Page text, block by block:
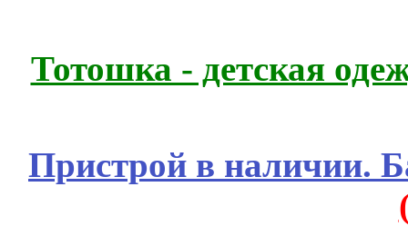
Тотошка - детская
Пристрой в наличии.